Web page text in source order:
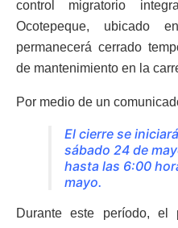
control migratorio
Ocotepeque, ubicado
permanecerá cerrado
de mantenimiento en la
Por medio de un
El cierre se
sábado 24 de
hasta las 6:00
mayo.
Durante este período, el